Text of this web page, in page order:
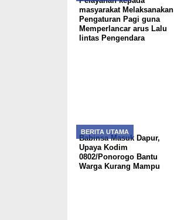
masyarakat Melaksanakan
Pengaturan Pagi guna
Memperlancar arus Lalu
lintas Pengendara
BERITA UTAMA
Babinsa Masuk Dapur,
Upaya Kodim
0802/Ponorogo Bantu
Warga Kurang Mampu